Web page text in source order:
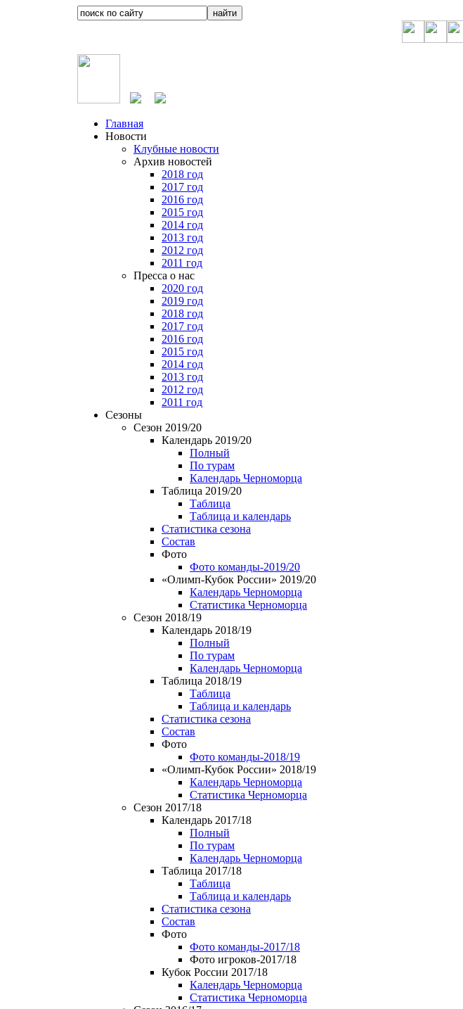
Главная
Новости
Клубные новости
Архив новостей
2018 год
2017 год
2016 год
2015 год
2014 год
2013 год
2012 год
2011 год
Пресса о нас
2020 год
2019 год
2018 год
2017 год
2016 год
2015 год
2014 год
2013 год
2012 год
2011 год
Сезоны
Сезон 2019/20
Календарь 2019/20
Полный
По турам
Календарь Черноморца
Таблица 2019/20
Таблица
Таблица и календарь
Статистика сезона
Состав
Фото
Фото команды-2019/20
«Олимп-Кубок России» 2019/20
Календарь Черноморца
Статистика Черноморца
Сезон 2018/19
Календарь 2018/19
Полный
По турам
Календарь Черноморца
Таблица 2018/19
Таблица
Таблица и календарь
Статистика сезона
Состав
Фото
Фото команды-2018/19
«Олимп-Кубок России» 2018/19
Календарь Черноморца
Статистика Черноморца
Сезон 2017/18
Календарь 2017/18
Полный
По турам
Календарь Черноморца
Таблица 2017/18
Таблица
Таблица и календарь
Статистика сезона
Состав
Фото
Фото команды-2017/18
Фото игроков-2017/18
Кубок России 2017/18
Календарь Черноморца
Статистика Черноморца